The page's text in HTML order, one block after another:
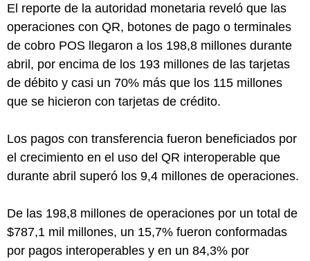
El reporte de la autoridad monetaria reveló que las
operaciones con QR, botones de pago o terminales
de cobro POS llegaron a los 198,8 millones durante
abril, por encima de los 193 millones de las tarjetas
de débito y casi un 70% más que los 115 millones
que se hicieron con tarjetas de crédito.
Los pagos con transferencia fueron beneficiados por
el crecimiento en el uso del QR interoperable que
durante abril superó los 9,4 millones de operaciones.
De las 198,8 millones de operaciones por un total de
$787,1 mil millones, un 15,7% fueron conformadas
por pagos interoperables y en un 84,3% por